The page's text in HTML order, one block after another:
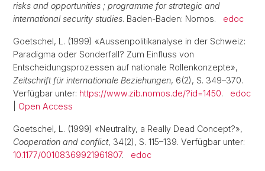
risks and opportunities ; programme for strategic and
international security studies. Baden-Baden: Nomos. edoc
Goetschel, L. (1999) «Aussenpolitikanalyse in der Schweiz:
Paradigma oder Sonderfall? Zum Einfluss von
Entscheidungsprozessen auf nationale Rollenkonzepte»,
Zeitschrift für internationale Beziehungen, 6(2), S. 349–370.
Verfügbar unter: https://www.zib.nomos.de/?id=1450. edoc
Open Access
Goetschel, L. (1999) «Neutrality, a Really Dead Concept?»,
Cooperation and conflict, 34(2), S. 115–139. Verfügbar unter:
10.1177/00108369921961807. edoc